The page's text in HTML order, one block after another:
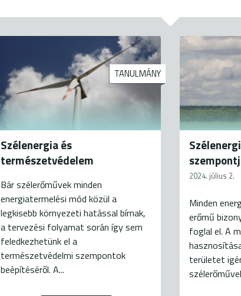
TANULMÁNY
Szélenergia és
természetvédelem
Bár szélerőművek minden
energiatermelési mód közül a
legkisebb környezeti hatással bírnak,
a tervezési folyamat során így sem
feledkezhetünk el a
természetvédelmi szempontok
beépítéséről. A...
2024. július 2.
Minden
erőmű
foglal el. A
területet